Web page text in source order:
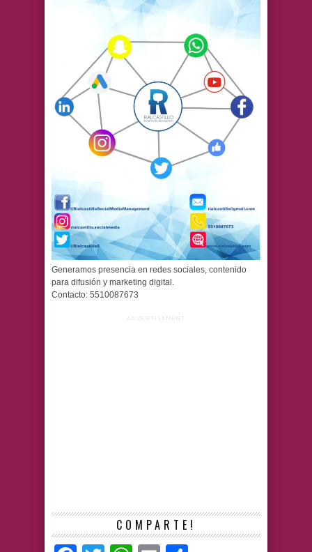
Generamos presencia en redes sociales, contenido
para difusión y marketing digital.
Contacto: 5510087673
ADVERTISEMENT
COMPARTE!